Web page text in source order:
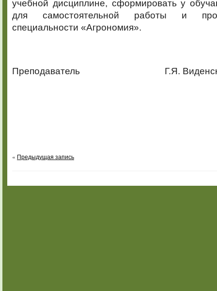
учебной дисциплине, сформировать у
для самостоятельной работы и
специальности «Агрономия».
Преподаватель Г.Я.
« Предыдущая запись